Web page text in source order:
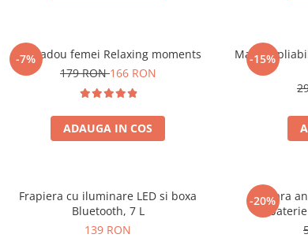
-7%
Set cadou femei Relaxing moments
179 RON166 RON
ADAUGA IN COS
-15%
Masuta
Frapiera cu iluminare LED si boxa
Bluetooth, 7 L
139 RON
-20%
Bratara